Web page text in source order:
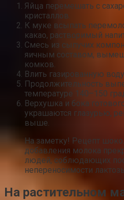
Яйца перемешать с
кристаллов.
К муке всыпать
какао, растворимый
Смесь из сыпучих
яичным составом,
комков.
Влить газированную
Продолжительность
температуре 140–150
Верхушка и бока
украшаются глазурью,
выше.
На заметку! Рецепт
добавления молока
людей, соблюдающих
непереносимости
На растительном